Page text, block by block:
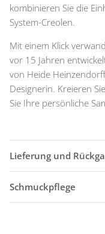
kombinieren Sie die
System-Creolen.
Mit einem Klick
vor 15 Jahren
von Heide
Designerin. Kreieren
Sie Ihre persönliche
Lieferung und
Schmuckpflege